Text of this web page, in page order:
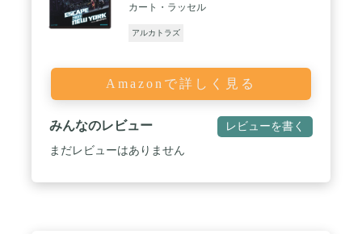
カート・ラッセル
アルカトラズ
Amazonで詳しく見る
みんなのレビュー レビューを書く
まだレビューはありません